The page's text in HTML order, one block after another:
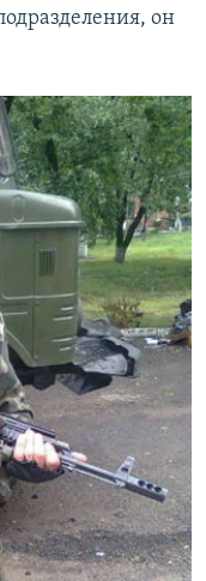
он